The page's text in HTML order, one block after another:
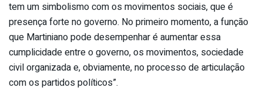
tem um simbolismo com os movimentos sociais, que é
presença forte no governo. No primeiro momento, a função
que Martiniano pode desempenhar é aumentar essa
cumplicidade entre o governo, os movimentos, sociedade
civil organizada e, obviamente, no processo de articulação
com os partidos políticos”.